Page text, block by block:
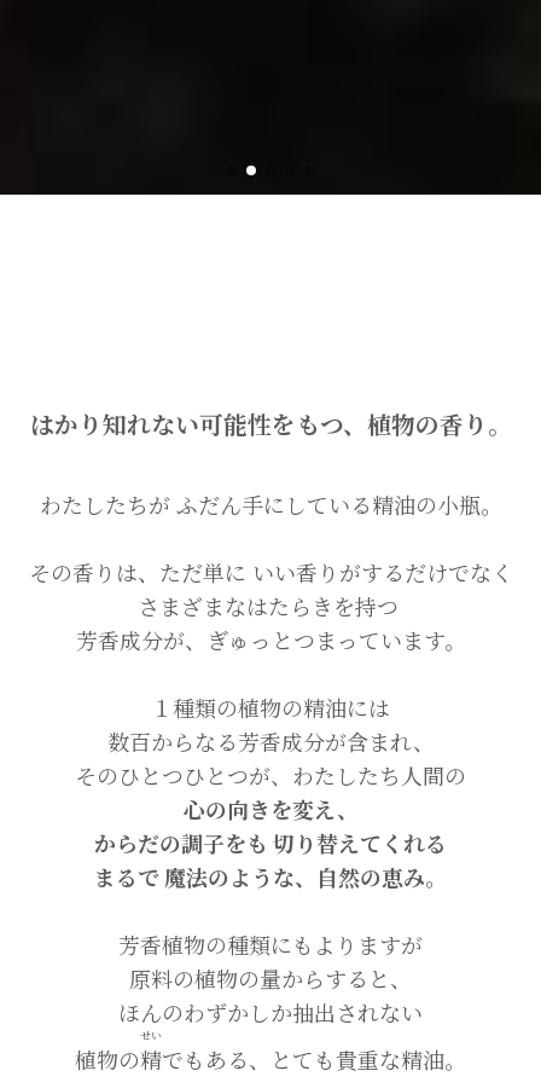
はかり知れない可能性をもつ、植物の香り。
わたしたちが ふだん手にしている精油の小瓶。
その香りは、ただ単に いい香りがするだけでなく
さまざまなはたらきを持つ
芳香成分が、ぎゅっとつまっています。
１種類の植物の精油には
数百からなる芳香成分が含まれ、
そのひとつひとつが、わたしたち人間の
心の向きを変え、
からだの調子をも 切り替えてくれる
まるで 魔法のような、自然の恵み。
芳香植物の種類にもよりますが
原料の植物の量からすると、
ほんのわずかしか抽出されない
植物の精
せい
でもある、とても貴重な精油。